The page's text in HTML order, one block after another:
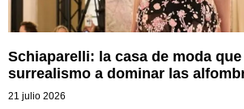
Schiaparelli: la casa de moda que
surrealismo a dominar las
21 julio 2026